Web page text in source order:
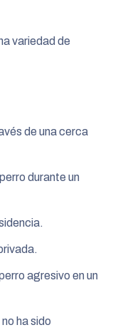
variedad de
de una cerca
durante un
agresivo en un
ha sido